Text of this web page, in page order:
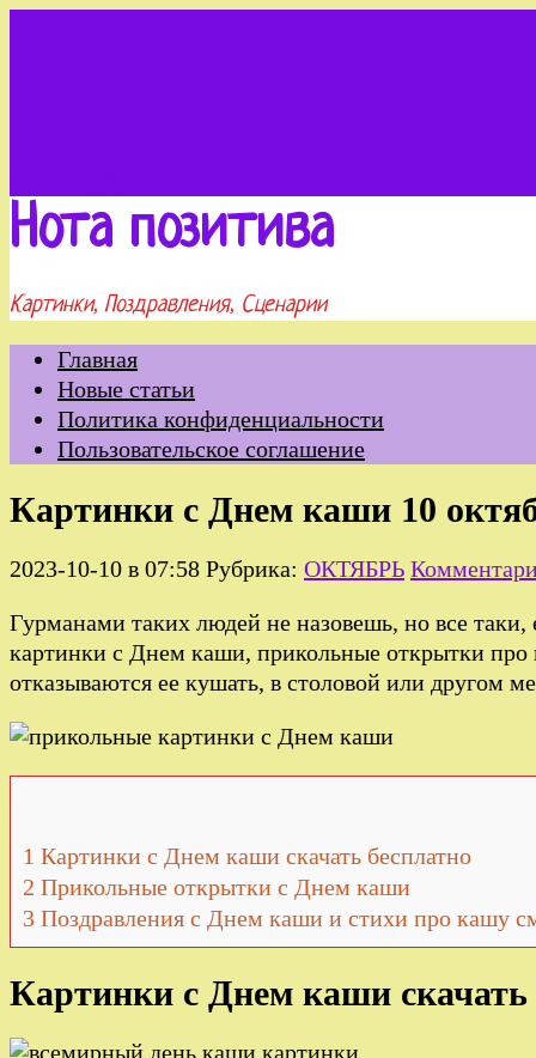
Нота позитива
Картинки, Поздравления, Сценарии
Главная
Новые статьи
Политика конфиденциальности
Пользовательское соглашение
Картинки с Днем каши 10
2023-10-10 в 07:58 Рубрика: ОКТЯБРЬ
Гурманами таких людей не назовешь, но все таки,
картинки с Днем каши, прикольные открытки про
отказываются ее кушать, в столовой или другом
1 Картинки с Днем каши скачать бесплатно
2 Прикольные открытки с Днем каши
3 Поздравления с Днем каши и стихи про кашу
Картинки с Днем каши скачать